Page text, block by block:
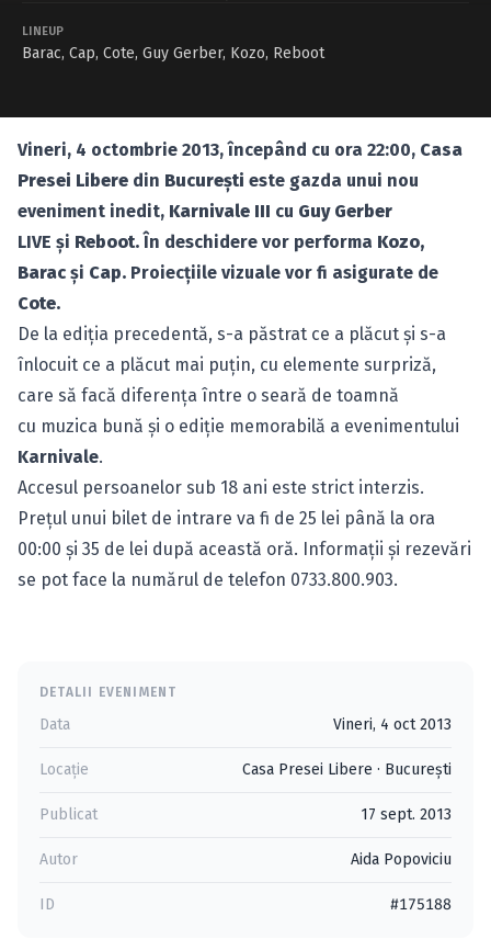
LINEUP
Barac, Cap, Cote, Guy Gerber, Kozo, Reboot
Vineri, 4 octombrie 2013, începând cu ora 22:00, Casa
Presei Libere din Bucureşti este gazda unui nou
eveniment inedit, Karnivale III cu Guy Gerber
LIVE şi Reboot.În deschidere vor performa Kozo,
Barac şi Cap. Proiecţiile vizuale vor fi asigurate de
Cote.
De la ediţia precedentă, s-a păstrat ce a plăcut şi s-a
înlocuit ce a plăcut mai puţin, cu elemente surpriză,
care să facă diferenţa între o seară de toamnă
cu muzica bună şi o ediţie memorabilă a evenimentului
Karnivale.
Accesul persoanelor sub 18 ani este strict interzis.
Preţul unui bilet de intrare va fi de 25 lei până la ora
00:00 şi 35 de lei după această oră. Informaţii şi rezevări
se pot face la numărul de telefon 0733.800.903.
DETALII EVENIMENT
Data Vineri, 4 oct 2013
Locație Casa Presei Libere · Bucureşti
Publicat 17 sept. 2013
Autor Aida Popoviciu
ID #175188